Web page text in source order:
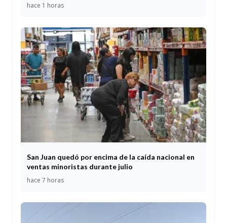
hace 1 horas
San Juan quedó por encima de la caída nacional en
ventas minoristas durante julio
hace 7 horas